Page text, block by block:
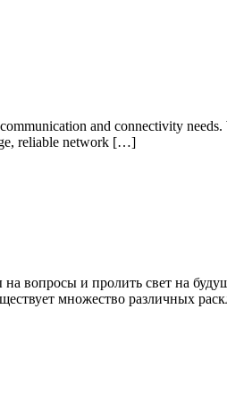
and connectivity needs.
reliable network […]
вопросы и пролить свет на
множество различных